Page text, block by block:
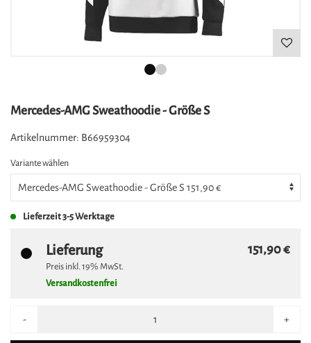
Mercedes-AMG Sweathoodie - Größe S
Artikelnummer: B66959304
Variante wählen
Lieferzeit3-5 Werktage
Lieferung
Preis inkl.19% MwSt.
Versandkostenfrei
151,90 €
- +